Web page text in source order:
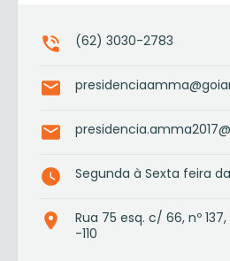
(62) 3030-2783
Segunda à Sexta feira
Rua 75 esq. c/ 66, nº
-110